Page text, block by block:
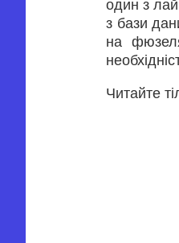
один з
з бази
на
Читайте